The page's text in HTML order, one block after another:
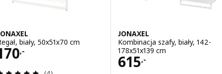
biały, 50x51x70 cm
,- 170,-
JONAXEL
Kombinacja szafy, biały, 142-
178x51x139 cm
615,-
Cena 615,-